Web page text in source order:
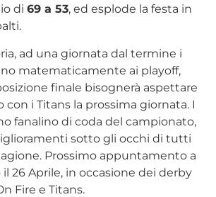
di 69 a 53, ed esplode la festa in
ad una giornata dal termine i
matematicamente ai playoff,
finale bisognerà aspettare
i Titans la prossima giornata. I
fanalino di coda del campionato,
sotto gli occhi di tutti
Prossimo appuntamento a
26 Aprile, in occasione dei derby
Fire e Titans.